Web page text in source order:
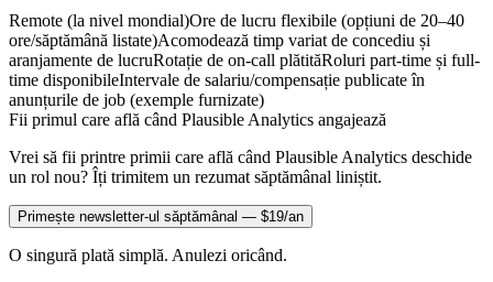
Remote (la nivel mondial)Ore de lucru flexibile (opțiuni de 20–40
ore/săptămână listate)Acomodează timp variat de concediu și
aranjamente de lucruRotație de on-call plătităRoluri part-time și full-
time disponibileIntervale de salariu/compensație publicate în
anunțurile de job (exemple furnizate)
Fii primul care află când Plausible Analytics angajează
Vrei să fii printre primii care află când Plausible Analytics deschide
un rol nou? Îți trimitem un rezumat săptămânal liniștit.
Primește newsletter-ul săptămânal — $19/an
O singură plată simplă. Anulezi oricând.